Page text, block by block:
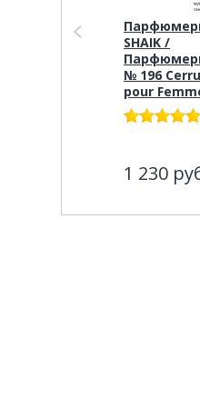
SHAIK /
№ 196
pour
1 230